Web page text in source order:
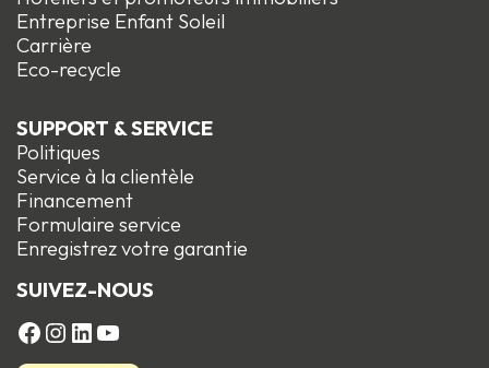
Entreprise Enfant Soleil
Carrière
Eco-recycle
SUPPORT & SERVICE
Politiques
Service à la clientèle
Financement
Formulaire service
Enregistrez votre garantie
SUIVEZ-NOUS
FACEBOOK
Instagram
LinkedIn
YouTube